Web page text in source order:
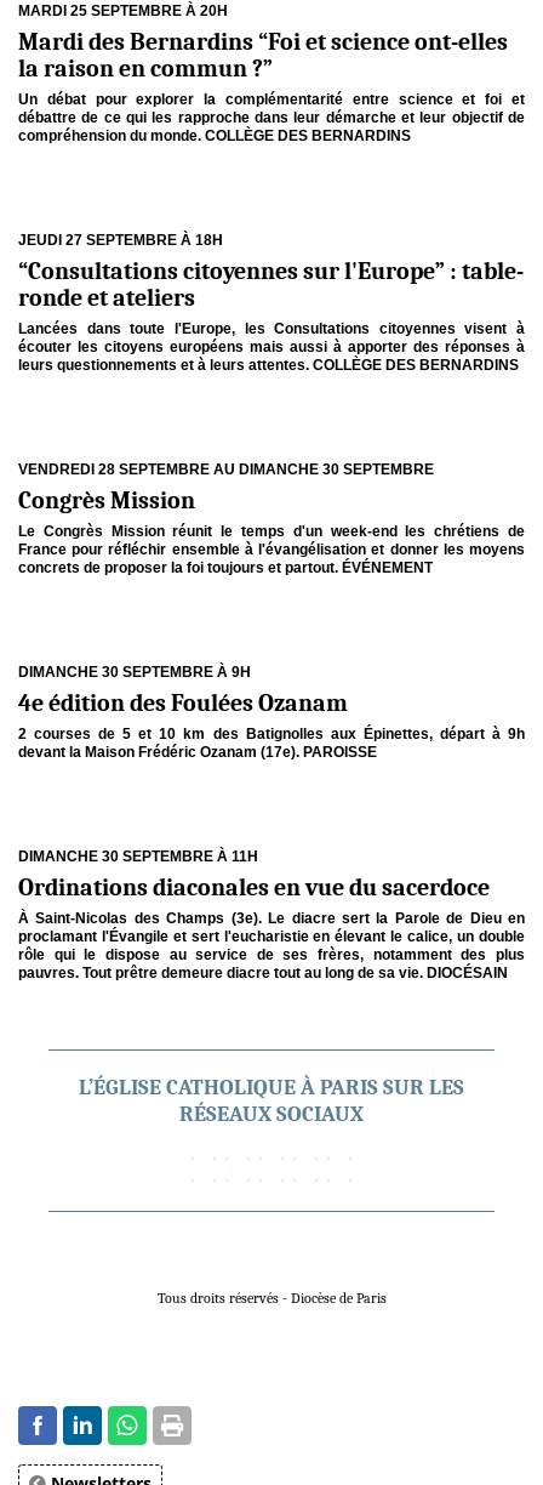
MARDI 25 SEPTEMBRE À 20H
Mardi des Bernardins “Foi et science ont-elles
la raison en commun ?”
Un débat pour explorer la complémentarité entre science et foi et
débattre de ce qui les rapproche dans leur démarche et leur objectif de
compréhension du monde. COLLÈGE DES BERNARDINS
JEUDI 27 SEPTEMBRE À 18H
“Consultations citoyennes sur l'Europe” : table-
ronde et ateliers
Lancées dans toute l'Europe, les Consultations citoyennes visent à
écouter les citoyens européens mais aussi à apporter des réponses à
leurs questionnements et à leurs attentes. COLLÈGE DES BERNARDINS
VENDREDI 28 SEPTEMBRE AU DIMANCHE 30 SEPTEMBRE
Congrès Mission
Le Congrès Mission réunit le temps d'un week-end les chrétiens de
France pour réfléchir ensemble à l'évangélisation et donner les moyens
concrets de proposer la foi toujours et partout. ÉVÉNEMENT
DIMANCHE 30 SEPTEMBRE À 9H
4e édition des Foulées Ozanam
2 courses de 5 et 10 km des Batignolles aux Épinettes, départ à 9h
devant la Maison Frédéric Ozanam (17e). PAROISSE
DIMANCHE 30 SEPTEMBRE À 11H
Ordinations diaconales en vue du sacerdoce
À Saint-Nicolas des Champs (3e). Le diacre sert la Parole de Dieu en
proclamant l'Évangile et sert l'eucharistie en élevant le calice, un double
rôle qui le dispose au service de ses frères, notamment des plus
pauvres. Tout prêtre demeure diacre tout au long de sa vie. DIOCÉSAIN
L’ÉGLISE CATHOLIQUE À PARIS SUR LES
RÉSEAUX SOCIAUX
Tous droits réservés - Diocèse de Paris